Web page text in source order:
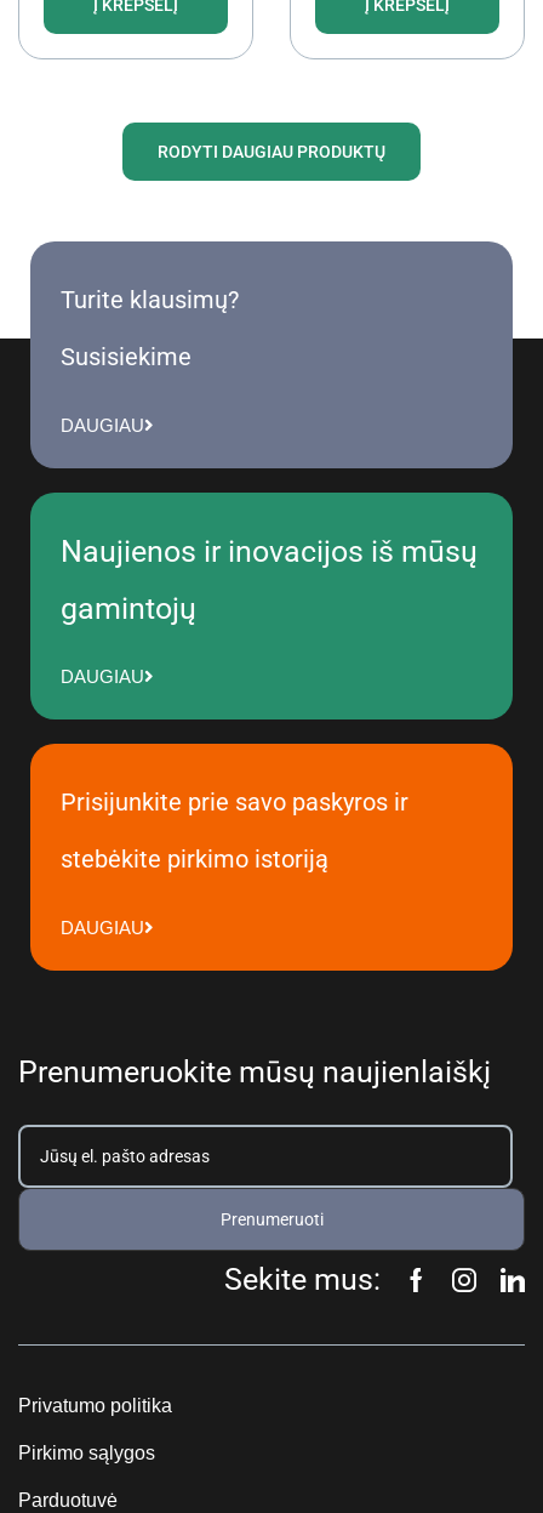
Į KREPŠELĮ Į KREPŠELĮ
RODYTI DAUGIAU PRODUKTŲ
Turite klausimų?
Susisiekime
DAUGIAU
Naujienos ir inovacijos iš mūsų
gamintojų
DAUGIAU
Prisijunkite prie savo paskyros ir
stebėkite pirkimo istoriją
DAUGIAU
Prenumeruokite mūsų naujienlaiškį
Prenumeruoti
Sekite mus:
Privatumo politika
Pirkimo sąlygos
Parduotuvė